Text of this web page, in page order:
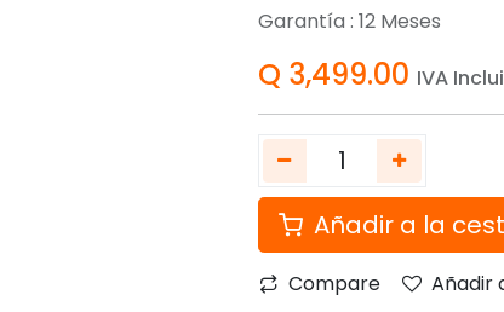
Garantía : 12Meses
Q 3,499.00 IVA
Añadir a la
Compare Añadir